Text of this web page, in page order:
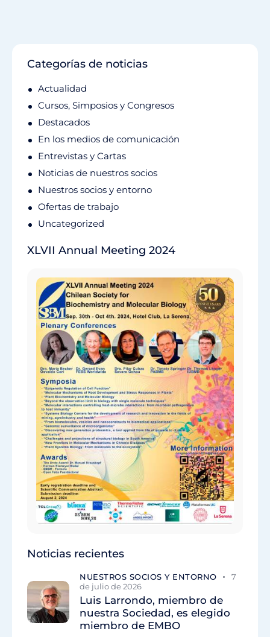
Categorías de noticias
Actualidad
Cursos, Simposios y Congresos
Destacados
En los medios de comunicación
Entrevistas y Cartas
Noticias de nuestros socios
Nuestros socios y entorno
Ofertas de trabajo
Uncategorized
XLVII Annual Meeting 2024
Noticias recientes
NUESTROS SOCIOS Y ENTORNO
7
de julio de 2026
Luis Larrondo, miembro de
nuestra Sociedad, es elegido
miembro de EMBO